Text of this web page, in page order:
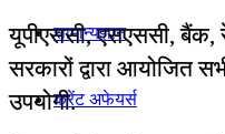
सामान्यज्ञान
करेंट अफेयर्स
यूपीएससी, एसएससी, बैंक,
सरकारों द्वारा आयोजित
उपयोगी.